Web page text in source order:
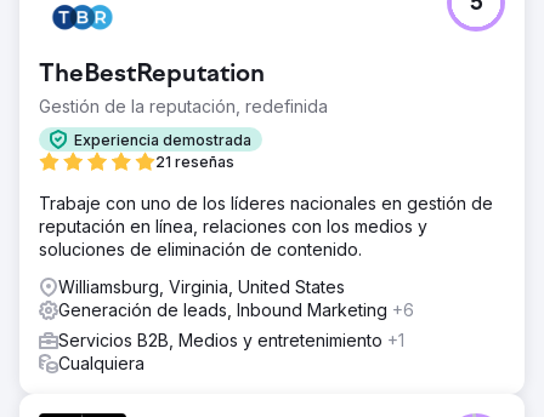
TheBestReputation
Gestión de la reputación, redefinida
Experiencia demostrada
21 reseñas
Trabaje con uno de los líderes nacionales en gestión de
reputación en línea, relaciones con los medios y
soluciones de eliminación de contenido.
Williamsburg, Virginia, United States
Generación de leads, Inbound Marketing +6
Servicios B2B, Medios y entretenimiento +1
Cualquiera